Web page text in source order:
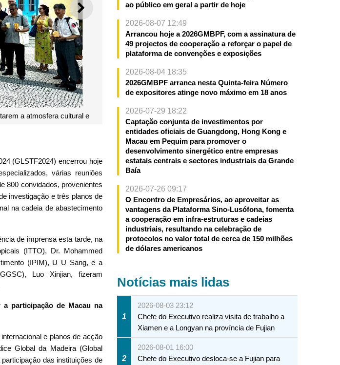
SEGUINTE
Os representantes das entidades organizadoras e coordenadoras estiveram
do Fórum Global de Madeira Legal e Sustentável
cultural e
(GLSTF2024) encerrou hoje
várias reuniões
800 convidados, provenientes
investigação e três planos de
na cadeia de abastecimento
de imprensa esta tarde, na
(ITTO), Dr. Mohammed
(IPIM), U U Sang, e a
Luo Xinjian, fizeram
participação de Macau na
e planos de acção
Global da Madeira (Global
das instituições de
ao público em geral a partir de hoje
2026-08-07 12:49
Arrancou hoje a 2026GMBPF, com a assinatura de
49 projectos de cooperação a reforçar o papel de
plataforma de convenções e exposições
2026-08-04 18:35
2026GMBPF arranca nesta Quinta-feira Número
de expositores atinge novo máximo em 18 anos
2026-07-29 18:22
Captação conjunta de investimentos por
entidades oficiais de Guangdong, Hong Kong e
Macau em Pequim para promover o
desenvolvimento sinergético entre empresas
estatais centrais e sectores industriais da Grande
Baía
2026-07-26 09:17
O Encontro de Empresários, ao aproveitar as
vantagens da Plataforma Sino-Lusófona, fomenta
a cooperação em infra-estruturas e cadeias
industriais, resultando na celebração de
protocolos no valor total de cerca de 150 milhões
de dólares americanos
Notícias mais lidas
1
2026-08-03 23:12
Chefe do Executivo realiza visita de trabalho a
Xiamen e a Longyan na província de Fujian
2
2026-08-01 16:00
Chefe do Executivo desloca-se a Fujian para